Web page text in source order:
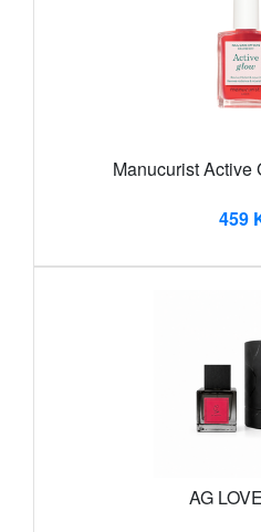
Manucurist Active
459
AG